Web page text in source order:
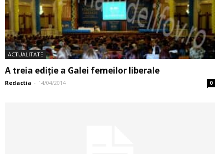
ACTUALITATE
A treia ediţie a Galei femeilor liberale
Redactia - 14/04/2014 0